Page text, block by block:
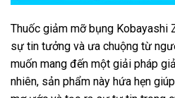
Thuốc giảm mỡ bụng Kobayashi
sự tin tưởng và ưa chuộng từ
muốn mang đến một giải pháp
nhiên, sản phẩm này hứa hẹn